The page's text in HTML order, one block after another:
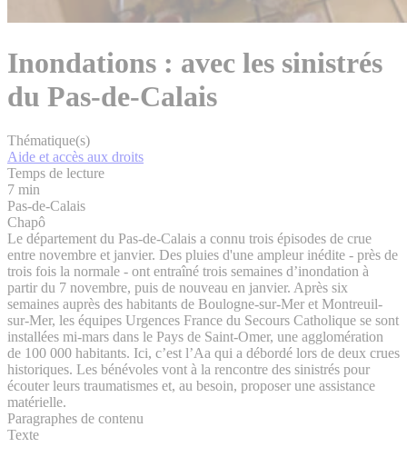
Inondations : avec les sinistrés
du Pas-de-Calais
Thématique(s)
Aide et accès aux droits
Temps de lecture
7 min
Pas-de-Calais
Chapô
Le département du Pas-de-Calais a connu trois épisodes de crue
entre novembre et janvier. Des pluies d'une ampleur inédite - près de
trois fois la normale - ont entraîné trois semaines d’inondation à
partir du 7 novembre, puis de nouveau en janvier. Après six
semaines auprès des habitants de Boulogne-sur-Mer et Montreuil-
sur-Mer, les équipes Urgences France du Secours Catholique se sont
installées mi-mars dans le Pays de Saint-Omer, une agglomération
de 100 000 habitants. Ici, c’est l’Aa qui a débordé lors de deux crues
historiques. Les bénévoles vont à la rencontre des sinistrés pour
écouter leurs traumatismes et, au besoin, proposer une assistance
matérielle.
Paragraphes de contenu
Texte